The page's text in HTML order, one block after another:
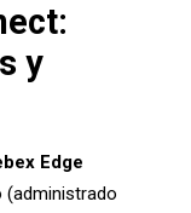
y
Edge
(administrado